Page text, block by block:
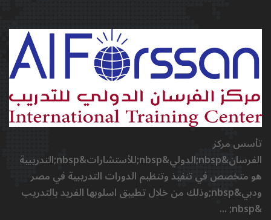
تأسس مركز
الفرسان&nbsp;الدولي&nbsp;للأستشارات&nbsp;التدريبية
هو متخصص في تنفيذ وتنظيم الدورات التدريبية في مصر
ودبي&nbsp;وذلك من خلال تطبيق اسلوبها الفريد بالتدريب
&nbsp; ...